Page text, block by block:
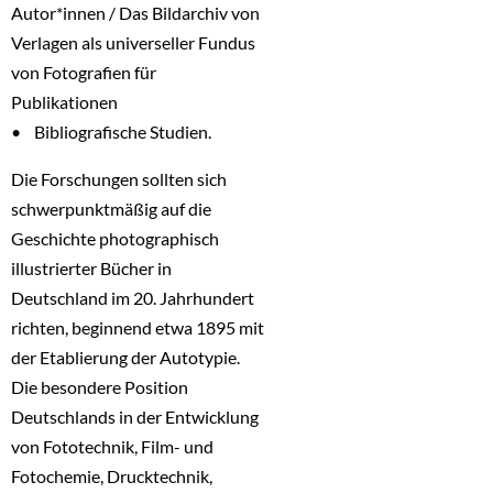
Autor*innen / Das Bildarchiv von
Verlagen als universeller Fundus
von Fotografien für
Publikationen
• Bibliografische Studien.
Die Forschungen sollten sich
schwerpunktmäßig auf die
Geschichte photographisch
illustrierter Bücher in
Deutschland im 20. Jahrhundert
richten, beginnend etwa 1895 mit
der Etablierung der Autotypie.
Die besondere Position
Deutschlands in der Entwicklung
von Fototechnik, Film- und
Fotochemie, Drucktechnik,